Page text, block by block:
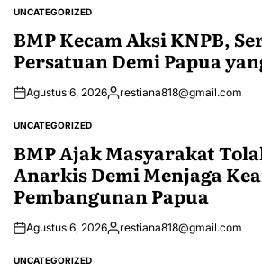
POSTED
UNCATEGORIZED
BMP Kecam Aksi KNPB,
Persatuan Demi Papua
Agustus 6, 2026Posted
restiana818@gmail.com
POSTED
UNCATEGORIZED
BMP Ajak Masyarakat
Anarkis Demi Menjaga
Pembangunan Papua
Agustus 6, 2026Posted
restiana818@gmail.com
POSTED
UNCATEGORIZED